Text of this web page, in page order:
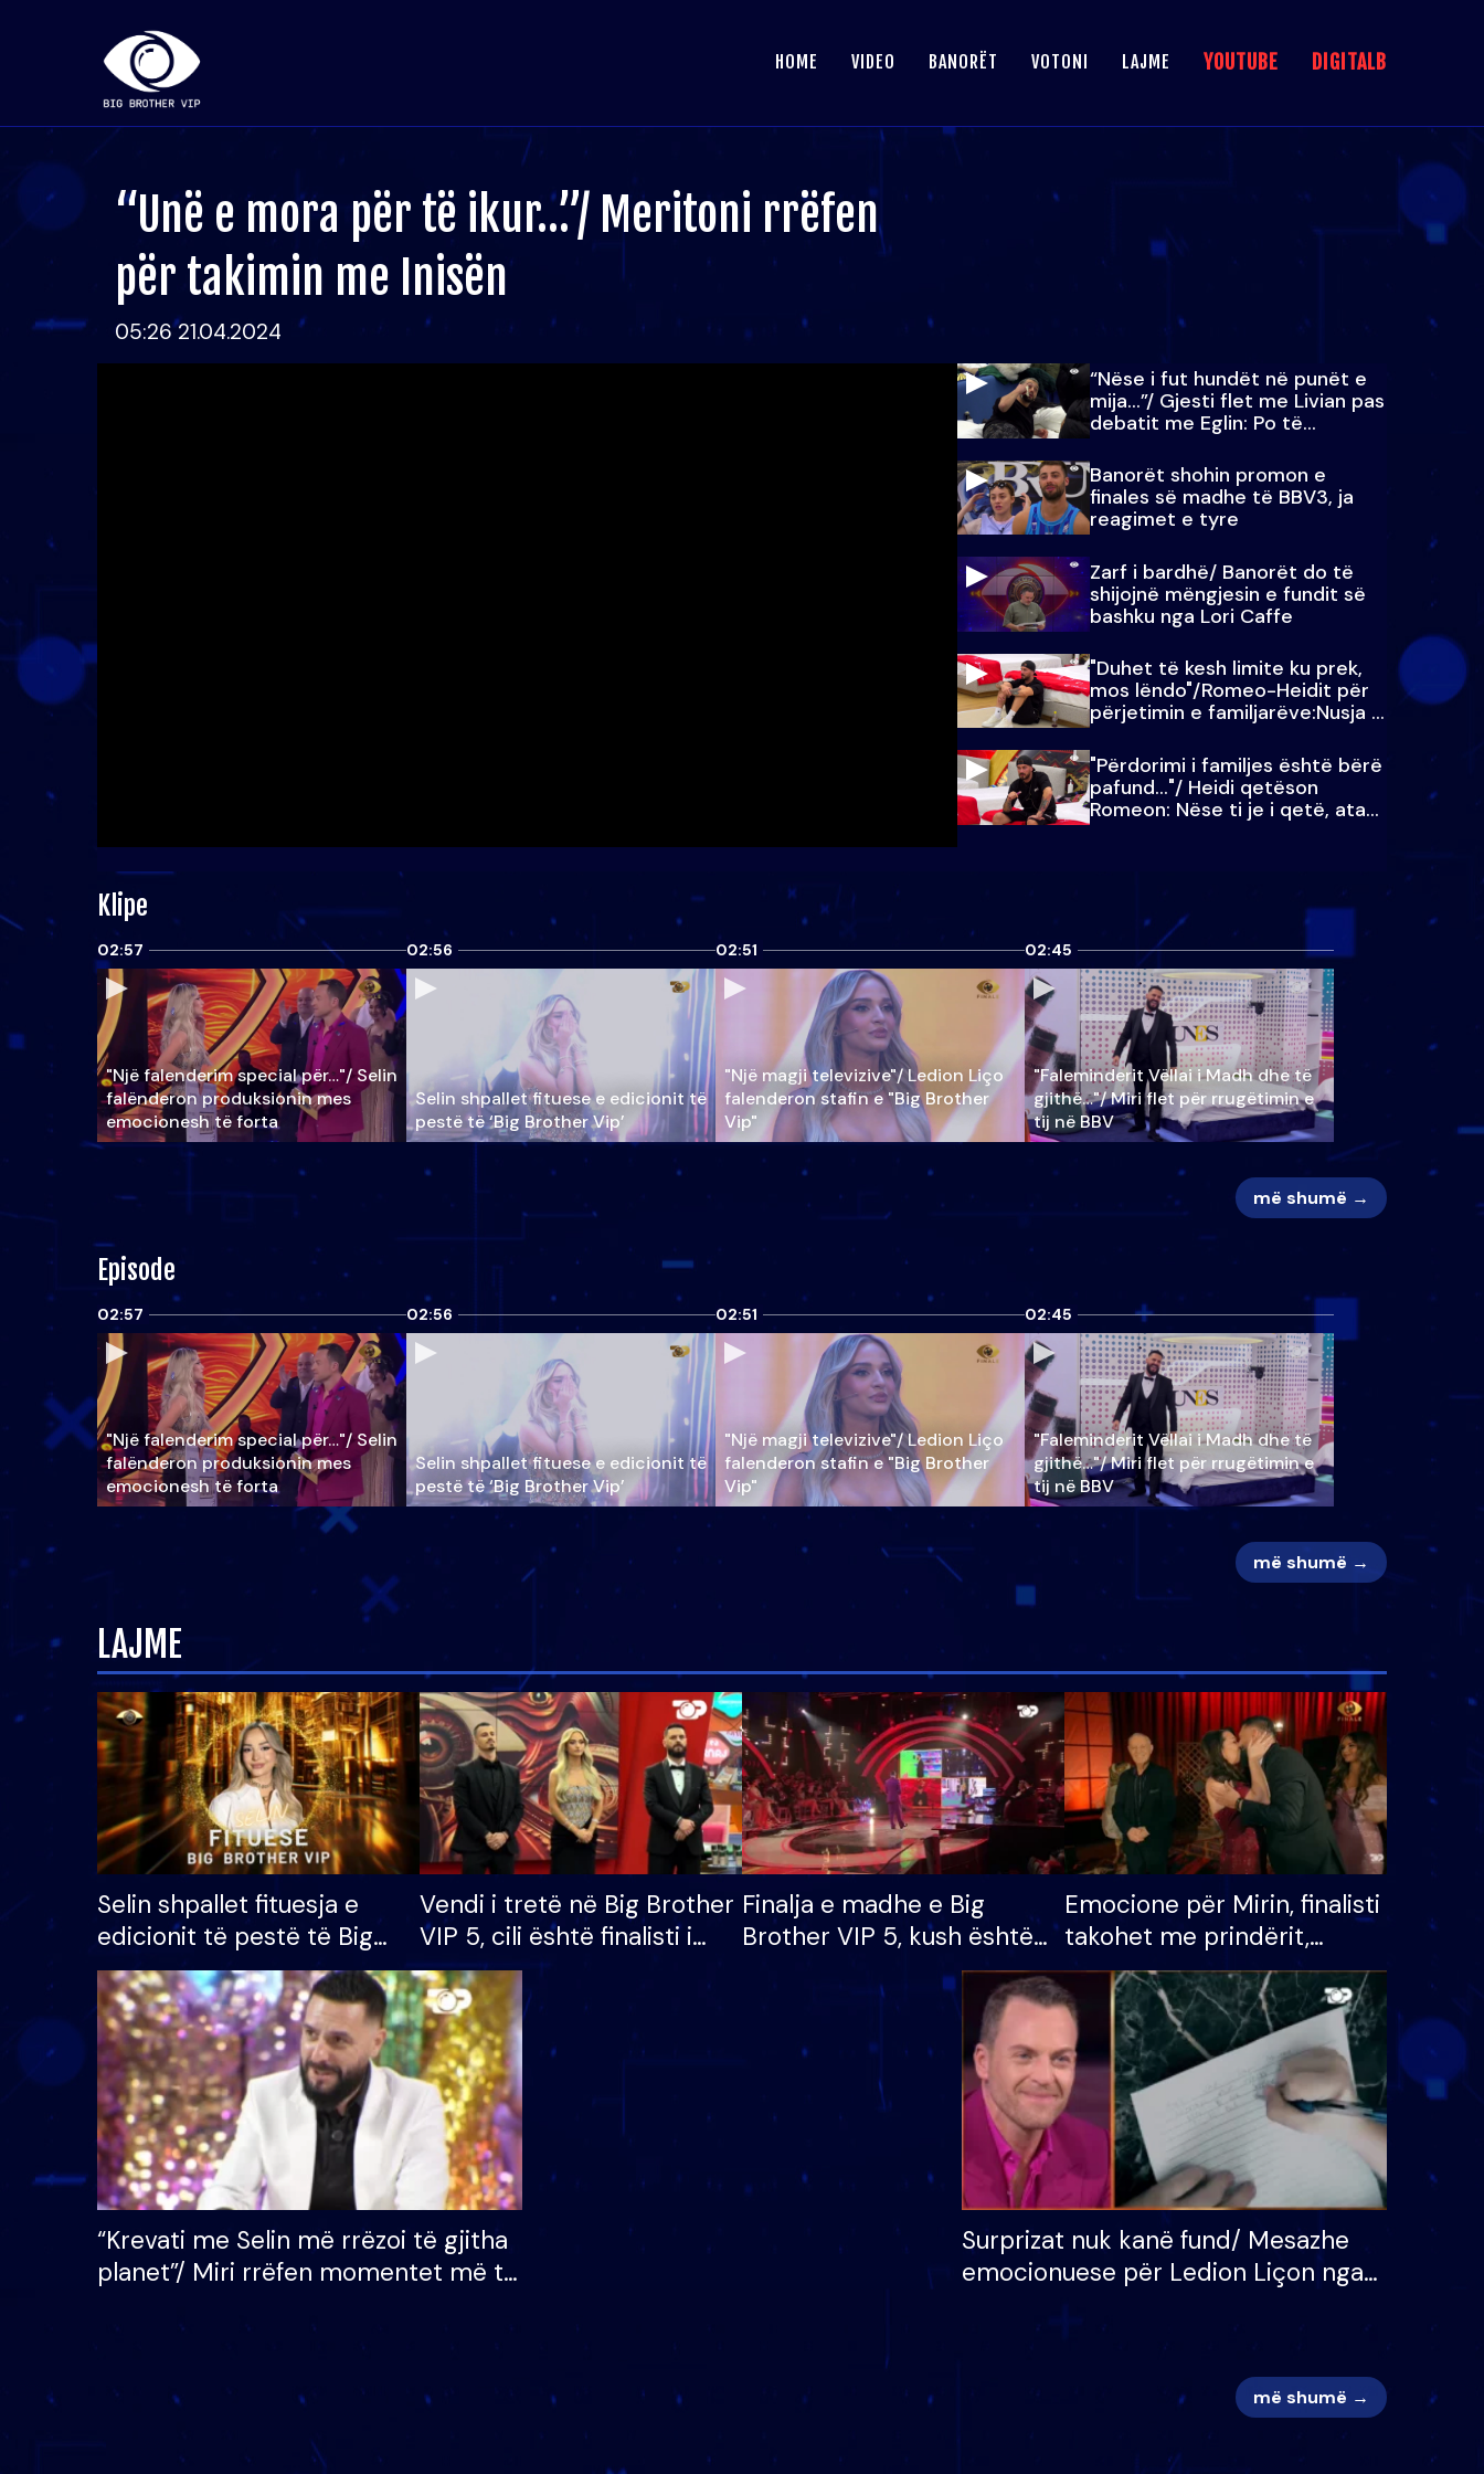
HOME VIDEO BANORËT VOTONI LAJME YOUTUBE DIGITALB
“Unë e mora për të ikur…”/ Meritoni rrëfen
për takimin me Inisën
05:26 21.04.2024
“Nëse i fut hundët në punët e
mija…”/ Gjesti flet me Livian pas
debatit me Eglin: Po të
paralajmëroj
Banorët shohin promon e
finales së madhe të BBV3, ja
reagimet e tyre
Zarf i bardhë/ Banorët do të
shijojnë mëngjesin e fundit së
bashku nga Lori Caffe
"Duhet të kesh limite ku prek,
mos lëndo"/Romeo-Heidit për
përjetimin e familjarëve:Nusja e
Julit…
"Përdorimi i familjes është bërë
pafund…"/ Heidi qetëson
Romeon: Nëse ti je i qetë, ata
qetësohen
Klipe
02:57
"Një falenderim special për…"/ Selin
falënderon produksionin mes
emocionesh të forta
02:56
Selin shpallet fituese e edicionit të
pestë të ‘Big Brother Vip’
02:51
"Një magji televizive"/ Ledion Liço
falenderon stafin e "Big Brother
Vip"
02:45
"Faleminderit Vëllai i Madh dhe të
gjithë…"/ Miri flet për rrugëtimin e
tij në BBV
më shumë →
Episode
02:57
"Një falenderim special për…"/ Selin
falënderon produksionin mes
emocionesh të forta
02:56
Selin shpallet fituese e edicionit të
pestë të ‘Big Brother Vip’
02:51
"Një magji televizive"/ Ledion Liço
falenderon stafin e "Big Brother
Vip"
02:45
"Faleminderit Vëllai i Madh dhe të
gjithë…"/ Miri flet për rrugëtimin e
tij në BBV
më shumë →
LAJME
Selin shpallet fituesja e
edicionit të pestë të Big
Brother VIP, rrëmben
çmimin e madh prej 100
mijë eurosh
Vendi i tretë në Big Brother
VIP 5, cili është finalisti i
radhës që lë shtëpinë
Finalja e madhe e Big
Brother VIP 5, kush është
banori i parë që lë shtëpinë
dhe humb mundësinë për
të fituar çmimin e madh
Emocione për Mirin, finalisti
takohet me prindërit,
vajzën dhe bashkëshorten:
S’kemi ndonjë letër divorci
apo jo?
“Krevati me Selin më rrëzoi të gjitha
planet”/ Miri rrëfen momentet më të
mungojë zilja e mëngjesit kur…
Surprizat nuk kanë fund/ Mesazhe
emocionuese për Ledion Liçon nga
më shumë →